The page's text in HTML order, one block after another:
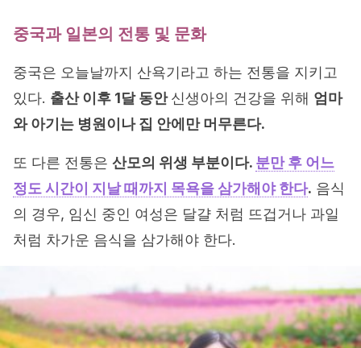
중국과 일본의 전통 및 문화
중국은 오늘날까지 산욕기라고 하는 전통을 지키고
있다. 출산 이후 1달 동안신생아의 건강을 위해 엄마
와 아기는 병원이나 집 안에만 머무른다.
또 다른 전통은 산모의 위생 부분이다. 분만 후 어느
정도 시간이 지날 때까지 목욕을 삼가해야 한다. 음식
의 경우, 임신 중인 여성은 달걀 처럼 뜨겁거나 과일
처럼 차가운 음식을 삼가해야 한다.